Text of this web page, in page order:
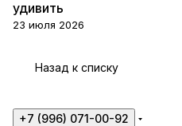
удивить
23 июля 2026
Назад к списку
+7 (996) 071-00-92